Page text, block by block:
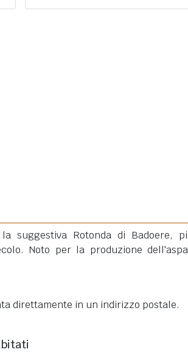
suggestiva Rotonda di Badoere,
Noto per la produzione
direttamente in un indirizzo postale.